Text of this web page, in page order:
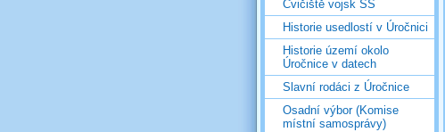
Cvičiště vojsk SS
Historie usedlostí v Úročnici
Historie území okolo
Úročnice v datech
Slavní rodáci z Úročnice
Osadní výbor (Komise
místní samosprávy)